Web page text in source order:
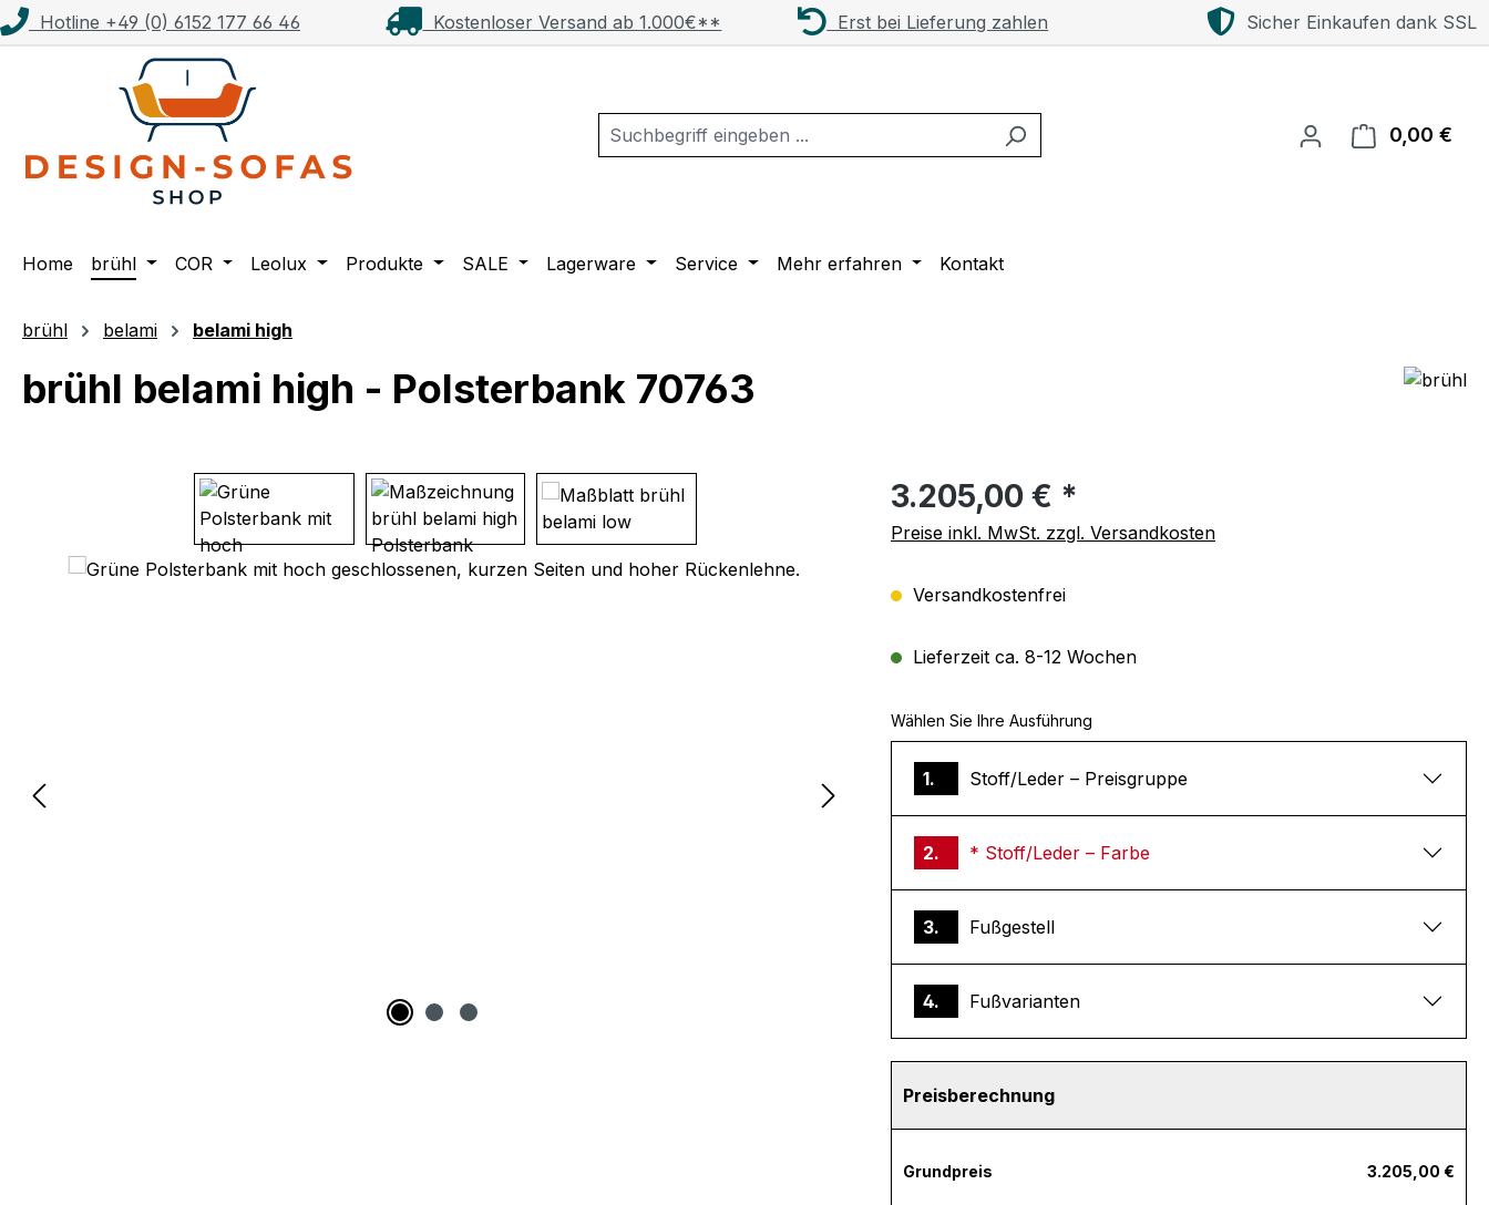
Hauptinhalt springen
Zur Suche springen
Zur Hauptnavigation springen
Hotline +49 (0) 6152 177 66 46 Kostenloser Versand ab 1.000€** Erst bei Lieferung zahlen Sicher Einkaufen dank SSL
0,00 €
Home brühl COR Leolux Produkte SALE Lagerware Service Mehr erfahren Kontakt
brühl belami belami high
brühl belami high - Polsterbank 70763
Bildergalerie überspringen Regulärer Preis:
3.205,00 € *
Preise inkl. MwSt. zzgl. Versandkosten
Versandkostenfrei
Lieferzeit ca. 8-12 Wochen
Wählen Sie Ihre Ausführung
1. Stoff/Leder – Preisgruppe
2. * Stoff/Leder – Farbe
3. Fußgestell
4. Fußvarianten
Preisberechnung
Grundpreis 3.205,00 €